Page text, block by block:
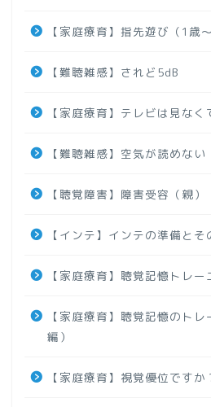
【家庭療育】指先遊び（1歳
【難聴雑感】されど5dB
【家庭療育】テレビは見なく
【難聴雑感】空気が読めない
【聴覚障害】障害受容（親）
【インテ】インテの準備とそ
【家庭療育】聴覚記憶トレー
【家庭療育】聴覚記憶のト
編）
【家庭療育】視覚優位です